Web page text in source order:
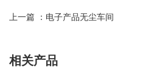
上一篇 ： 电子产品无尘车间
相关产品